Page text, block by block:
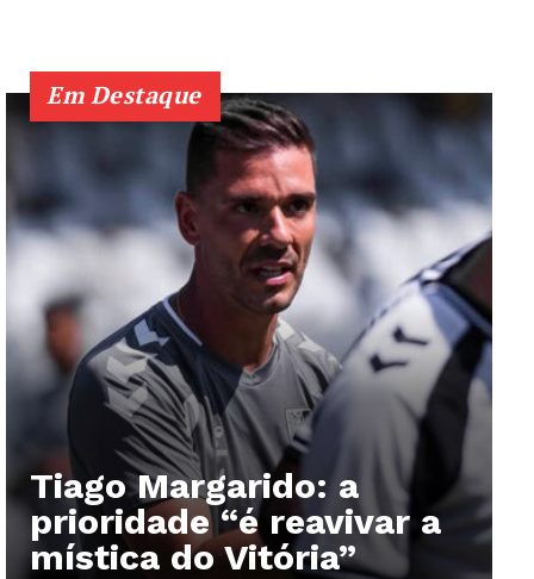
Em Destaque
Tiago Margarido: a
prioridade “é reavivar a
mística do Vitória”